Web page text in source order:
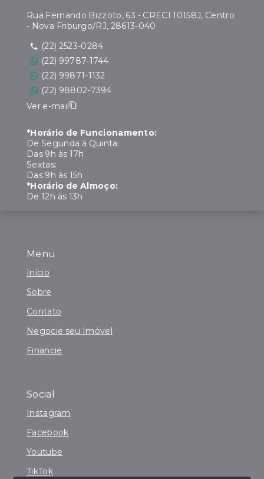
Menu
Início
Sobre
Contato
Negocie seu Imóvel
Financie
Social
Instagram
Facebook
Youtube
TikTok
Rua Fernando Bizzoto, 63 - CRECI 10158J, Centro
- Nova Friburgo/RJ, 28613-040
(22) 2523-0284
(22) 99787-1744
(22) 99871-1132
(22) 98802-7394
Ver e-mail
*Horário de Funcionamento:
De Segunda à Quinta:
Das 9h às 17h
Sextas:
Das 9h às 15h
*Horário de Almoço:
De 12h às 13h